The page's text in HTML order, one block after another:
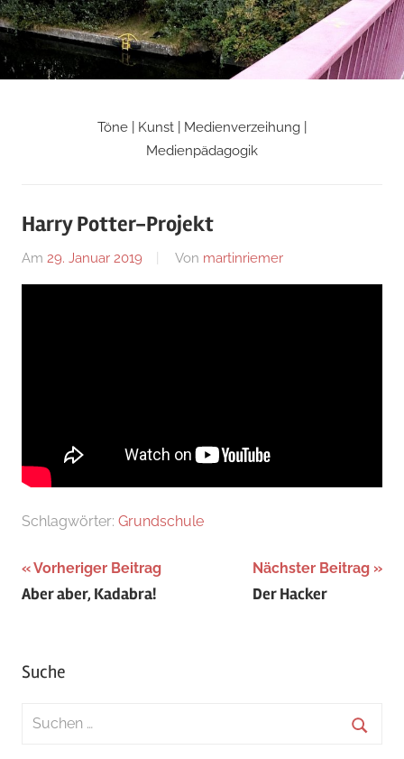
Zum
Inhalt
springen
Martin
Blog
Töne | Kunst | Medienverzeihung |
Medienpädagogik
Harry Potter-Projekt
Am 29. Januar 2019 Von martinriemer
Uncategorized
Schlagwörter: Grundschule
Beitragsnavigation
Vorheriger Beitrag
Aber aber, Kadabra!
Nächster Beitrag
Der Hacker
Suche
Suchen